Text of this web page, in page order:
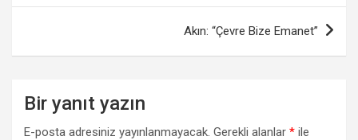
Akın: “Çevre Bize Emanet”
Bir yanıt yazın
E-posta adresiniz yayınlanmayacak. Gerekli alanlar * ile